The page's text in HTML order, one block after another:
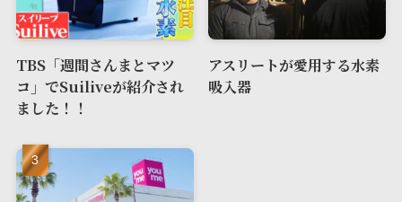
TBS「週間さんまとマツ
コ」でSuiliveが紹介され
ました！！
アスリートが愛用する水素
吸入器